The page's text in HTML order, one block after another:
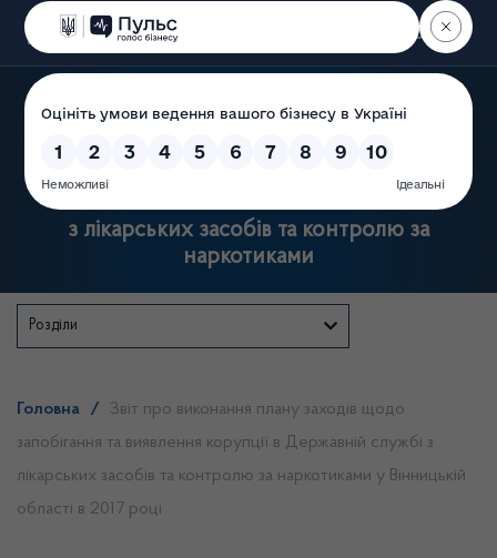
Пошук
Державна служба України
з лікарських засобів та контролю за
наркотиками
Розділи
Головна /
Звіт про виконання плану заходів щодо
запобігання та виявлення корупції в Державній службі з
лікарських засобів та контролю за наркотиками у Вінницькій
області в 2017 році